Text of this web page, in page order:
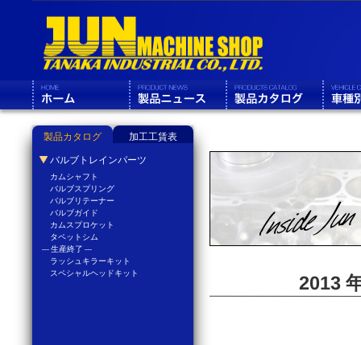
2013
製品カタログ 加工工賃表
バルブトレインパーツ
カムシャフト
バルブスプリング
バルブリテーナー
バルブガイド
カムスプロケット
タペットシム
--- 生産終了 ---
ラッシュキラーキット
スペシャルヘッドキット